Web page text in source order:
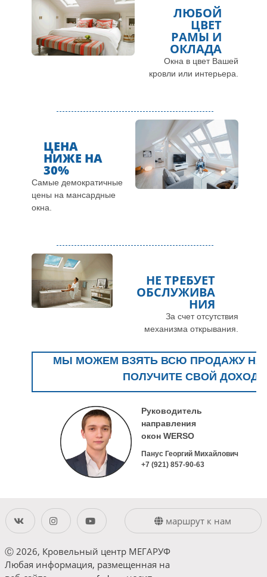
ЛЮБОЙ
ЦВЕТ
РАМЫ И
ОКЛАДА
Окна в цвет Вашей
кровли или интерьера.
ЦЕНА
НИЖЕ НА
30%
Самые демократичные
цены на мансардные
окна.
НЕ ТРЕБУЕТ
ОБСЛУЖИВА
НИЯ
За счет отсутствия
механизма открывания.
МЫ МОЖЕМ ВЗЯТЬ ВСЮ ПРОДАЖУ НА
ПОЛУЧИТЕ СВОЙ ДОХОД!
Руководитель
направления
окон WERSO
Панус Георгий Михайлович
+7 (921) 857-90-63
маршрут к нам
Ⓒ 2026, Кровельный центр МЕГАРУФ
Любая информация, размещенная на